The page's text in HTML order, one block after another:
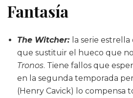
Fantasía
The Witcher: la serie
que sustituir el hueco que
Tronos. Tiene fallos que
en la segunda temporada
(Henry Cavick) lo compensa